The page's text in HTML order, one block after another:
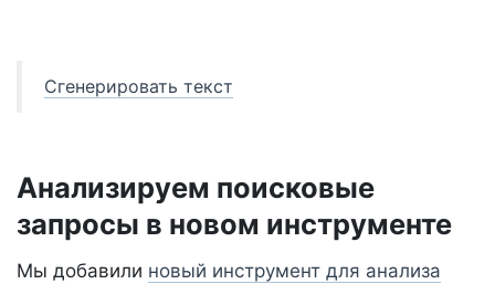
Сгенерировать текст
Анализируем поисковые
запросы в новом инструменте
Мы добавили новый инструмент для анализа